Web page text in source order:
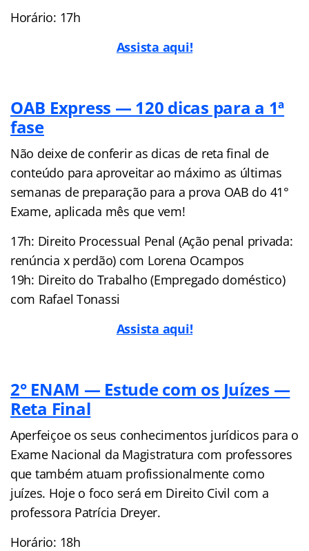
Horário: 17h
Assista aqui!
OAB Express — 120 dicas para a 1ª
fase
Não deixe de conferir as dicas de reta final de
conteúdo para aproveitar ao máximo as últimas
semanas de preparação para a prova OAB do 41°
Exame, aplicada mês que vem!
17h: Direito Processual Penal (Ação penal privada:
renúncia x perdão) com Lorena Ocampos
19h: Direito do Trabalho (Empregado doméstico)
com Rafael Tonassi
Assista aqui!
2° ENAM — Estude com os Juízes —
Reta Final
Aperfeiçoe os seus conhecimentos jurídicos para o
Exame Nacional da Magistratura com professores
que também atuam profissionalmente como
juízes. Hoje o foco será em Direito Civil com a
professora Patrícia Dreyer.
Horário: 18h